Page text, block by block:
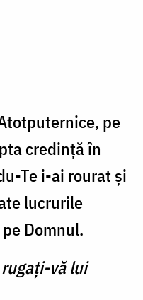
pe
credinţă în
Te i-ai rourat şi
lucrurile
Domnul.
vă lui